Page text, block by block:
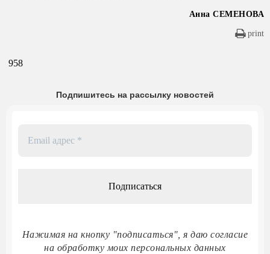
Анна СЕМЕНОВА
print
958
Подпишитесь на рассылку новостей
Нажимая на кнопку "подписаться", я даю согласие
на обработку моих персональных данных